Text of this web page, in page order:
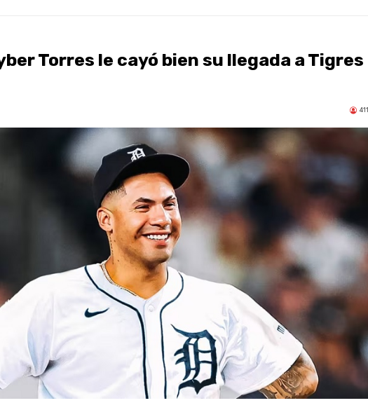
Torres le cayó bien su llegada a Tigres
411